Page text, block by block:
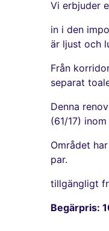
Vi erbjuder
in i den
är ljust och
Från
separat
Denna
(61/17)
Området
par.
tillgängligt
Begärpris: